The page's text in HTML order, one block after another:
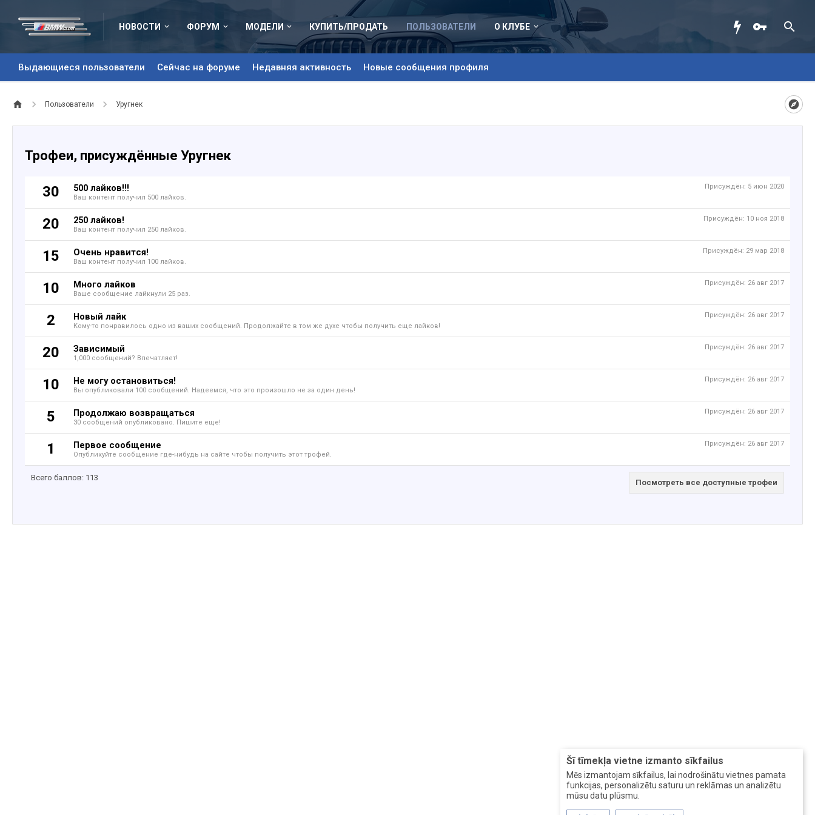
НОВОСТИ ФОРУМ МОДЕЛИ КУПИТЬ/ПРОДАТЬ ПОЛЬЗОВАТЕЛИ
Выдающиеся пользователи Сейчас на форуме Недавняя активность Новые сообщения профиля
О КЛУБЕ
Пользователи Уругнек
Šī tīmekļa vietne izmanto sīkfailus
Mēs izmantojam sīkfailus, lai nodrošinātu vietnes pamata
funkcijas, personalizētu saturu un reklāmas un analizētu
mūsu datu plūsmu.
Трофеи, присуждённые Уругнек
30 Присуждён: 5 июн 2020
500 лайков!!!
Ваш контент получил 500 лайков.
20 Присуждён: 10 ноя 2018
250 лайков!
Ваш контент получил 250 лайков.
15 Присуждён: 29 мар 2018
Очень нравится!
Ваш контент получил 100 лайков.
10 Присуждён: 26 авг 2017
Много лайков
Ваше сообщение лайкнули 25 раз.
2 Присуждён: 26 авг 2017
Новый лайк
Кому-то понравилось одно из ваших сообщений. Продолжайте в том же духе чтобы получить еще лайков!
20 Присуждён: 26 авг 2017
Зависимый
1,000 сообщений? Впечатляет!
10 Присуждён: 26 авг 2017
Не могу остановиться!
Вы опубликовали 100 сообщений. Надеемся, что это произошло не за один день!
5 Присуждён: 26 авг 2017
Продолжаю возвращаться
30 сообщений опубликовано. Пишите еще!
1 Присуждён: 26 авг 2017
Первое сообщение
Опубликуйте сообщение где-нибудь на сайте чтобы получить этот трофей.
Всего баллов: 113
Посмотреть все доступные трофеи